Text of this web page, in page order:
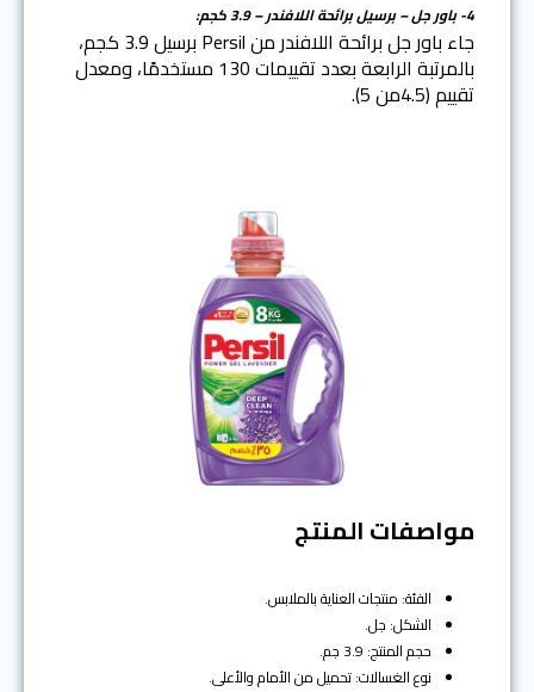
4- باور جل – برسيل برائحة اللافندر – 3.9 كجم:
جاء باور جل برائحة اللافندر من Persil برسيل 3.9 كجم،
بالمرتبة الرابعة بعدد تقييمات 130 مستخدمًا، ومعدل
تقييم (4.5من 5).
مواصفات المنتج
الفئة: منتجات العناية بالملابس.
الشكل: جل.
حجم المنتج: 3.9 جم.
نوع الغسالات: تحميل من الأمام والأعلى.